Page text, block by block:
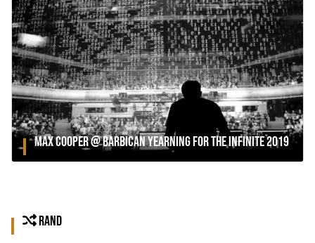
MAX COOPER @ BARBICAN YEARNING FOR THE INFINITE 2019
RAND